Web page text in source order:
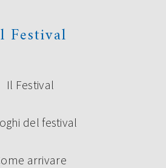
Festival
Il Festival
del festival
arrivare